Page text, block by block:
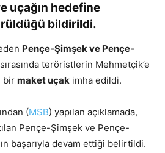
uçağın hedefine
bildirildi.
Pençe-Şimşek ve Pençe-
sırasında teröristlerin Mehmetçik’e
bir maket uçak imha edildi.
(MSB) yapılan açıklamada,
Pençe-Şimşek ve Pençe-
başarıyla devam ettiği belirtildi.